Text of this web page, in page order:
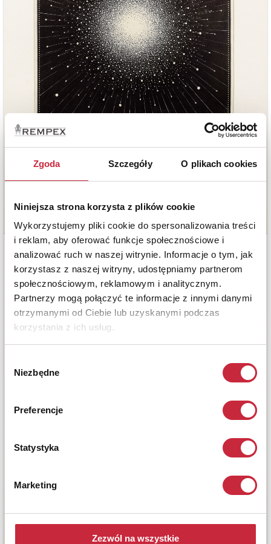
Zgoda Szczegóły O plikach cookies
Niniejsza strona korzysta z plików cookie
Wykorzystujemy pliki cookie do spersonalizowania treści
i reklam, aby oferować funkcje społecznościowe i
analizować ruch w naszej witrynie. Informacje o tym, jak
korzystasz z naszej witryny, udostępniamy partnerom
społecznościowym, reklamowym i analitycznym.
Partnerzy mogą połączyć te informacje z innymi danymi
otrzymanymi od Ciebie lub uzyskanymi podczas
korzystania z ich usług.
zgody
Niezbędne
Preferencje
Statystyka
Marketing
Zezwól na wszystkie